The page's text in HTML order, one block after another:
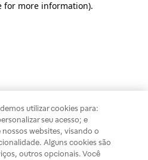
for more information).
utilizar cookies para:
seu acesso; e
websites, visando o
Alguns cookies são
outros opcionais. Você